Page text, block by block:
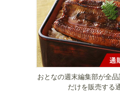
おとなの週末編集部が全
だけを販売する